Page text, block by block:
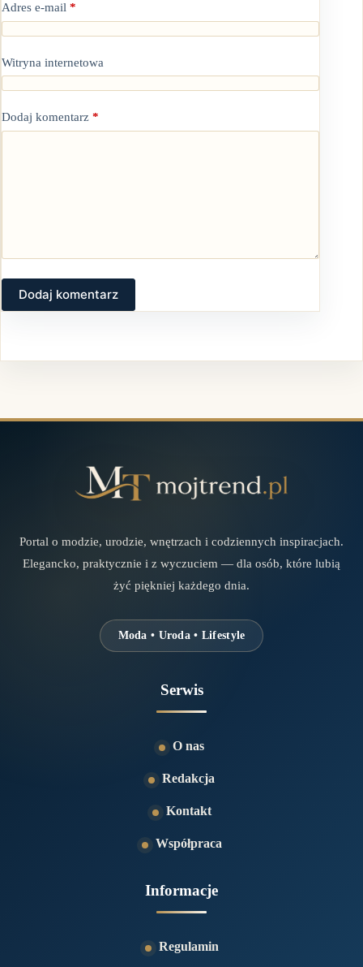
Adres e-mail *
Witryna internetowa
Dodaj komentarz *
Dodaj komentarz
Portal o modzie, urodzie, wnętrzach i codziennych inspiracjach.
Elegancko, praktycznie i z wyczuciem — dla osób, które lubią
żyć piękniej każdego dnia.
Moda • Uroda • Lifestyle
Serwis
O nas
Redakcja
Kontakt
Współpraca
Informacje
Regulamin